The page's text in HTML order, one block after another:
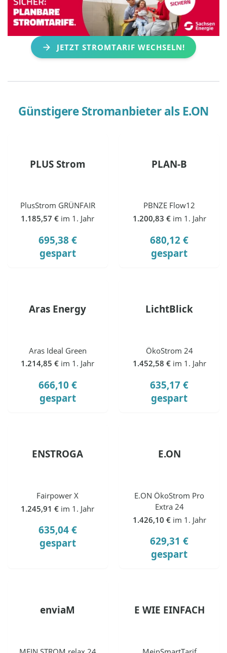
JETZT STROMTARIF WECHSELN!
Günstigere Stromanbieter als E.ON
PLUS Strom
PlusStrom GRÜNFAIR
1.185,57 € im 1. Jahr
695,38 €
gespart
PLAN-B
PBNZE Flow12
1.200,83 € im 1. Jahr
680,12 €
gespart
Aras Energy
Aras Ideal Green
1.214,85 € im 1. Jahr
666,10 €
gespart
LichtBlick
ÖkoStrom 24
1.452,58 € im 1. Jahr
635,17 €
gespart
ENSTROGA
Fairpower X
1.245,91 € im 1. Jahr
635,04 €
gespart
E.ON
E.ON ÖkoStrom Pro
Extra 24
1.426,10 € im 1. Jahr
629,31 €
gespart
enviaM E WIE EINFACH